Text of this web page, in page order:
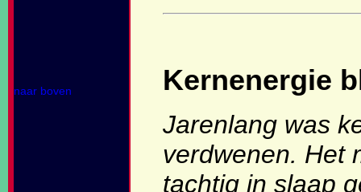
naar boven Kernenergie
Jarenlang was
verdwenen. Het
tachtig in slaap